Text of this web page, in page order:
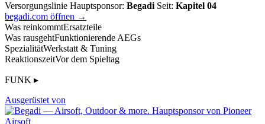
Versorgungslinie Hauptsponsor: Begadi Seit: Kapitel 04
begadi.com öffnen →
Was reinkommtErsatzteile
Was rausgehtFunktionierende AEGs
SpezialitätWerkstatt & Tuning
ReaktionszeitVor dem Spieltag
FUNK ▸
Ausgerüstet von